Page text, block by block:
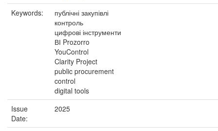
Keywords:
публічні закупівлі
контроль
цифрові інструменти
ВІ Prozorro
YouControl
Clarity Project
public procurement
control
digital tools
Issue
Date:
2025